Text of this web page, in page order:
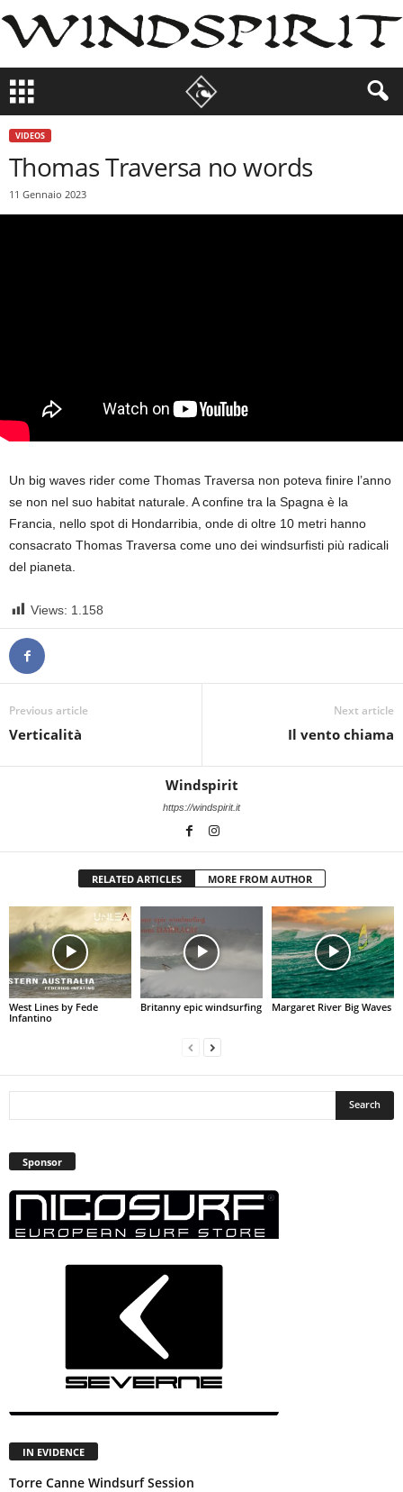
VIDEOS
Thomas Traversa no words
11 Gennaio 2023
Un big waves rider come Thomas Traversa non poteva finire l’anno
se non nel suo habitat naturale. A confine tra la Spagna è la
Francia, nello spot di Hondarribia, onde di oltre 10 metri hanno
consacrato Thomas Traversa come uno dei windsurfisti più radicali
del pianeta.
Views: 1.158
Previous article
Verticalità
Next article
Il vento chiama
Windspirit
https://windspirit.it
RELATED ARTICLES MORE FROM AUTHOR
West Lines by Fede
Infantino
Britanny epic windsurfing Margaret River Big Waves
Sponsor
IN EVIDENCE
Torre Canne Windsurf Session